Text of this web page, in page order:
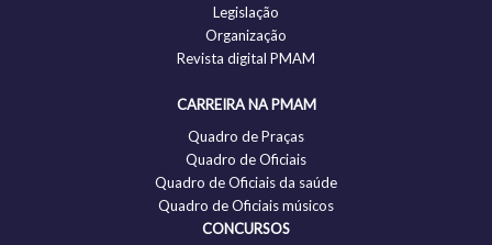
Legislação
Organização
Revista digital PMAM
CARREIRA NA PMAM
Quadro de Praças
Quadro de Oficiais
Quadro de Oficiais da saúde
Quadro de Oficiais músicos
CONCURSOS